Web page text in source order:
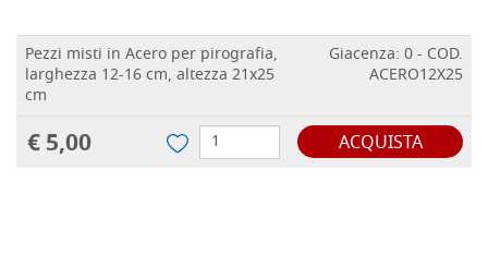
Pezzi misti in Acero per pirografia,
larghezza 12-16 cm, altezza 21x25
cm
Giacenza: 0 - COD.
ACERO12X25
€ 5,00 ACQUISTA